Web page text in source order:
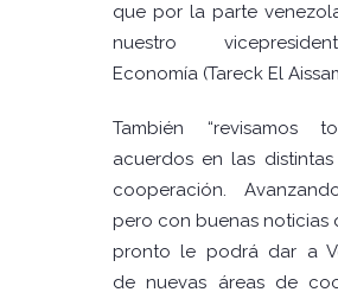
que por la parte
nuestro
Economía (Tareck El
También “revisamos
acuerdos en las
cooperación.
pero con buenas noticias
pronto le podrá dar a
de nuevas áreas de